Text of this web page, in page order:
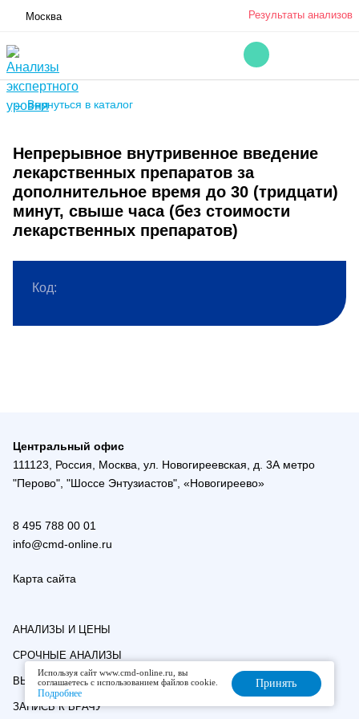
Москва Результаты анализов
← Вернуться в каталог
Непрерывное внутривенное введение
лекарственных препаратов за
дополнительное время до 30 (тридцати)
минут, свыше часа (без стоимости
лекарственных препаратов)
Код:
Центральный офис
111123, Россия, Москва, ул. Новогиреевская, д. 3А метро
"Перово", "Шоссе Энтузиастов", «Новогиреево»
8 495 788 00 01
info@cmd-online.ru
Карта сайта
АНАЛИЗЫ И ЦЕНЫ
СРОЧНЫЕ АНАЛИЗЫ
ВЫЕЗДНАЯ СЛУЖБА
ЗАПИСЬ К ВРАЧУ
Используя сайт www.cmd-online.ru, вы
соглашаетесь с использованием файлов cookie.
Подробнее
Принять